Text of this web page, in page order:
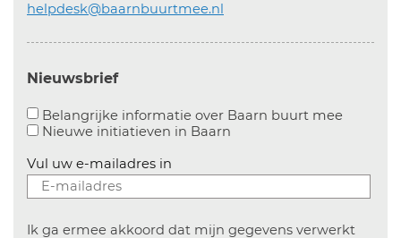
helpdesk@baarnbuurtmee.nl
Nieuwsbrief
Belangrijke informatie over Baarn buurt mee
Nieuwe initiatieven in Baarn
Vul uw e-mailadres in
Ik ga ermee akkoord dat mijn gegevens verwerkt